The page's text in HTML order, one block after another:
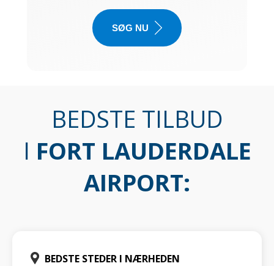
SØG NU
BEDSTE TILBUD
I FORT LAUDERDALE
AIRPORT:
BEDSTE STEDER I NÆRHEDEN